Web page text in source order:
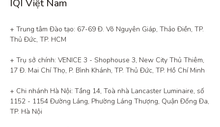
IQI Việt Nam
+ Trung tâm Đào tạo: 67-69 Đ. Võ Nguyên Giáp, Thảo Điền, TP.
Thủ Đức, TP. HCM
+ Trụ sở chính: VENICE 3 - Shophouse 3, New City Thủ Thiêm,
17 Đ. Mai Chí Thọ, P. Bình Khánh, TP. Thủ Đức, TP. Hồ Chí Minh
+ Chi nhánh Hà Nội: Tầng 14, Toà nhà Lancaster Luminaire, số
1152 - 1154 Đường Láng, Phường Láng Thượng, Quận Đống Đa,
TP. Hà Nội